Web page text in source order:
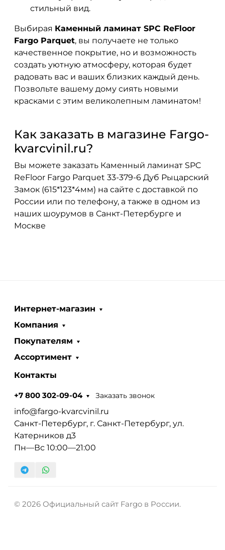
стильный вид.
Выбирая Каменный ламинат SPC ReFloor
Fargo Parquet, вы получаете не только
качественное покрытие, но и возможность
создать уютную атмосферу, которая будет
радовать вас и ваших близких каждый день.
Позвольте вашему дому сиять новыми
красками с этим великолепным ламинатом!
Как заказать в магазине Fargo-
kvarcvinil.ru?
Вы можете заказать Каменный ламинат SPC
ReFloor Fargo Parquet 33-379-6 Дуб Рыцарский
Замок (615*123*4мм) на сайте с доставкой по
России или по телефону, а также в одном из
наших шоурумов в Санкт-Петербурге и
Москве
Интернет-магазин
Компания
Покупателям
Ассортимент
Контакты
+7 800 302-09-04 Заказать звонок
info@fargo-kvarcvinil.ru
Санкт-Петербург, г. Санкт-Петербург, ул.
Катерников д3
Пн—Вс 10:00—21:00
© 2026 Официальный сайт Fargo в России.